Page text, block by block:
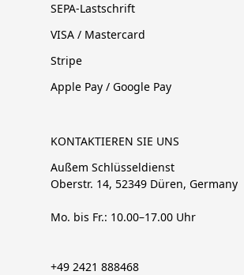
SEPA-Lastschrift
VISA / Mastercard
Stripe
Apple Pay / Google Pay
KONTAKTIEREN SIE UNS
Außem Schlüsseldienst
Oberstr. 14, 52349 Düren, Germany
Mo. bis Fr.: 10.00–17.00 Uhr
+49 2421 888468